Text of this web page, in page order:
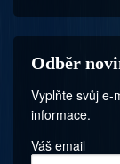
Odběr
Vyplňte svůj e-
informace.
Váš email